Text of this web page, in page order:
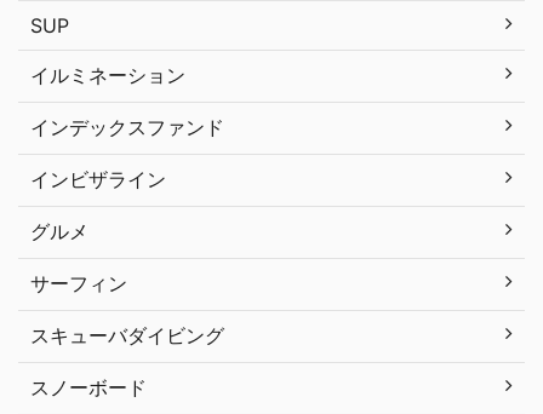
SUP
イルミネーション
インデックスファンド
インビザライン
グルメ
サーフィン
スキューバダイビング
スノーボード